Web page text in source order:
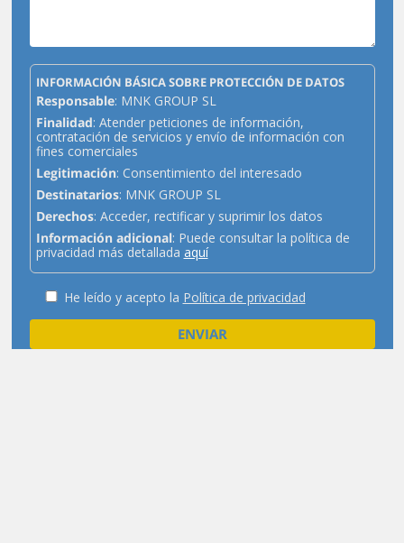
INFORMACIÓN BÁSICA SOBRE PROTECCIÓN DE DATOS
Responsable: MNK GROUP SL
Finalidad: Atender peticiones de información,
contratación de servicios y envío de información con
fines comerciales
Legitimación: Consentimiento del interesado
Destinatarios: MNK GROUP SL
Derechos: Acceder, rectificar y suprimir los datos
Información adicional: Puede consultar la política de
privacidad más detallada aquí
He leído y acepto la Política de privacidad